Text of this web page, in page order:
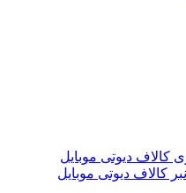
دیوتی موبایل
کالاف دیوتی موبایل